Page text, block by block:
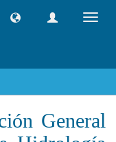
General